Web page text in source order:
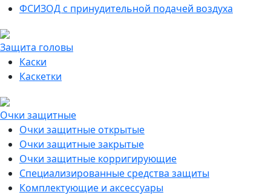
ФСИЗОД с принудительной подачей воздуха
Защита головы
Каски
Каскетки
Очки защитные
Очки защитные открытые
Очки защитные закрытые
Очки защитные корригирующие
Специализированные средства защиты
Комплектующие и аксессуары